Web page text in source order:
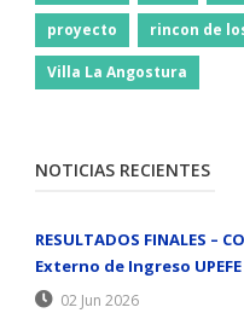
proyecto rincon de
Villa La Angostura
NOTICIAS RECIENTES
RESULTADOS FINALES –
Externo de Ingreso UPEFE
02 Jun 2026